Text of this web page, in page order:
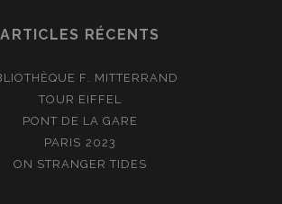
ARTICLES RÉCENTS
F. MITTERRAND
TOUR EIFFEL
PONT DE LA GARE
PARIS 2023
ON STRANGER TIDES